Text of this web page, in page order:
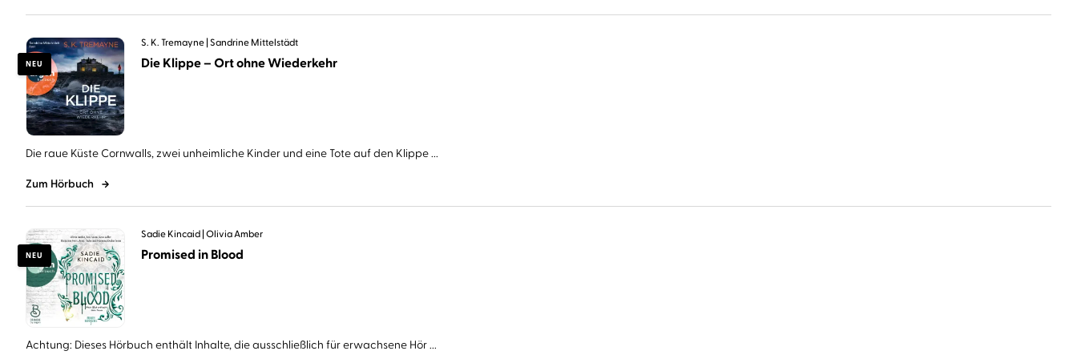
NEU
S. K. Tremayne Sandrine Mittelstädt
Die Klippe – Ort ohne Wiederkehr
Die raue Küste Cornwalls, zwei unheimliche Kinder und eine Tote auf den Klippe ...
Zum Hörbuch
NEU
Sadie Kincaid Olivia Amber
Promised in Blood
Achtung: Dieses Hörbuch enthält Inhalte, die ausschließlich für erwachsene Hör ...